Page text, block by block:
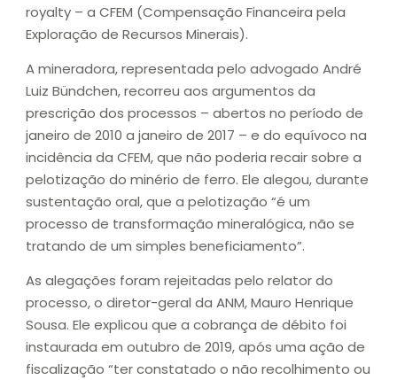
royalty – a CFEM (Compensação Financeira pela
Exploração de Recursos Minerais).
A mineradora, representada pelo advogado André
Luiz Bündchen, recorreu aos argumentos da
prescrição dos processos – abertos no período de
janeiro de 2010 a janeiro de 2017 – e do equívoco na
incidência da CFEM, que não poderia recair sobre a
pelotização do minério de ferro. Ele alegou, durante
sustentação oral, que a pelotização “é um
processo de transformação mineralógica, não se
tratando de um simples beneficiamento”.
As alegações foram rejeitadas pelo relator do
processo, o diretor-geral da ANM, Mauro Henrique
Sousa. Ele explicou que a cobrança de débito foi
instaurada em outubro de 2019, após uma ação de
fiscalização “ter constatado o não recolhimento ou